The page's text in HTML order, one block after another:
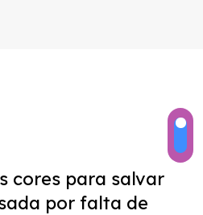
cores para salvar
por falta de